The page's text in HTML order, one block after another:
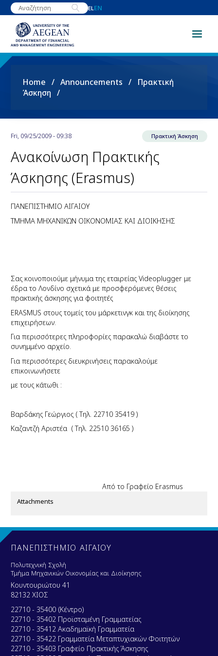
Skip
to
content
ELEN
Breadcrumb
Home Announcements
Πρακτική
Άσκηση
Fri, 09/25/2009 - 09:38 Πρακτική Άσκηση
Ανακοίνωση Πρακτικής
Άσκησης (Erasmus)
ΠΑΝΕΠΙΣΤΗΜΙΟ ΑΙΓΑΙΟΥ
ΤΜΗΜΑ ΜΗΧΑΝΙΚΩΝ ΟΙΚΟΝΟΜΙΑΣ ΚΑΙ ΔΙΟΙΚΗΣΗΣ
Σας κοινοποιούμε μήνυμα της εταιρείαςVideoplugger με
έδρα το Λονδίνο σχετικά με προσφερόμενες θέσεις
πρακτικής άσκησης για φοιτητές
ERASMUS στους τομείς του μάρκετινγκ και της διοίκησης
επιχειρήσεων.
Για περισσότερες πληροφορίες παρακαλώ διαβάστε το
συνημμένο αρχείο.
Για περισσότερες διευκρινήσεις παρακαλούμε
επικοινωνήσετε
με τους κάτωθι :
Βαρδάκης Γεώργιος ( Τηλ. 22710 35419 )
Καζαντζή Αριστέα ( Τηλ. 22510 36165 )
Από το Γραφείο Erasmus
Attachments
ΠΑΝΕΠΙΣΤΗΜΙΟ ΑΙΓΑΙΟΥ
Πολυτεχνική Σχολή
Τμήμα Μηχανικών Οικονομίας και Διοίκησης
Κουντουριώτου 41
82132 ΧΙΟΣ
22710 - 35400 (Κέντρο)
22710 - 35402 Προϊσταμένη Γραμματείας
22710 - 35412 Ακαδημαϊκή Γραμματεία
22710 - 35422 Γραμματεία Μεταπτυχιακών Φοιτητών
22710 - 35403 Γραφείο Πρακτικής Άσκησης